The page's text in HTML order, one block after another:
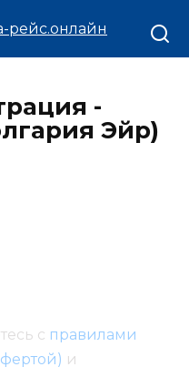
-
Эйр)
с правилами
и